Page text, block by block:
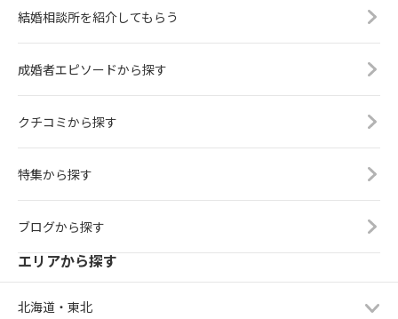
結婚相談所を紹介してもらう
成婚者エピソードから探す
クチコミから探す
特集から探す
ブログから探す
エリアから探す
北海道・東北